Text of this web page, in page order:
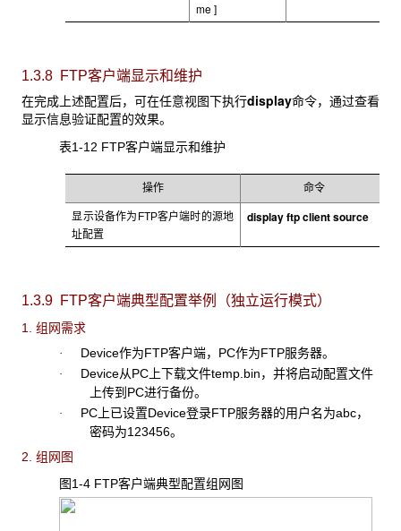
me ]
1.3.8 FTP客户端显示和维护
在完成上述配置后，可在任意视图下执行display命令，通过查看
显示信息验证配置的效果。
表1-12 FTP客户端显示和维护
操作 命令
显示设备作为FTP客户端时的源地
址配置
displayftp client source
1.3.9 FTP客户端典型配置举例（独立运行模式）
1. 组网需求
· Device作为FTP客户端，PC作为FTP服务器。
· Device从PC上下载文件temp.bin，并将启动配置文件
上传到PC进行备份。
· PC上已设置Device登录FTP服务器的用户名为abc，
密码为123456。
2. 组网图
图1-4 FTP客户端典型配置组网图